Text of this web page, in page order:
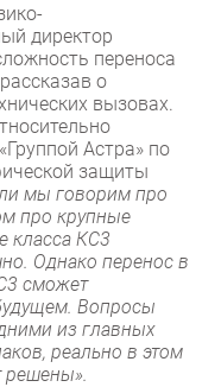
директор
переноса
о
вызовах.
Астра» по
защиты
мы говорим про
про крупные
класса КС3
Однако перенос в
сможет
Вопросы
из главных
реально в этом
решены».